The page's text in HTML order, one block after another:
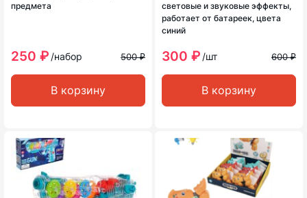
предмета
250 ₽ /набор 500 ₽
В корзину
световые и звуковые эффекты,
работает от батареек, цвета
синий
300 ₽ /шт 600 ₽
В корзину